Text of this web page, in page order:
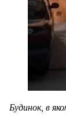
Будинок, в